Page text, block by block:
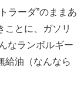
ラーダ”のままあ
ことに、ガソリ
なランボルギー
給油（なんなら